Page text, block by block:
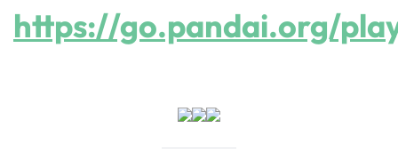
https://go.pandai.org/